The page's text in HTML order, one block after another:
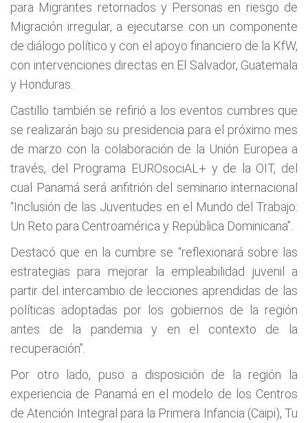
para Migrantes retornados y Personas en riesgo de
Migración irregular, a ejecutarse con un componente
de diálogo político y con el apoyo financiero de la KfW,
con intervenciones directas en El Salvador, Guatemala
y Honduras.
Castillo también se refirió a los eventos cumbres que
se realizarán bajo su presidencia para el próximo mes
de marzo con la colaboración de la Unión Europea a
través, del Programa EUROsociAL+ y de la OIT, del
cual Panamá será anfitrión del seminario internacional
“Inclusión de las Juventudes en el Mundo del Trabajo:
Un Reto para Centroamérica y República Dominicana”.
Destacó que en la cumbre se “reflexionará sobre las
estrategias para mejorar la empleabilidad juvenil a
partir del intercambio de lecciones aprendidas de las
políticas adoptadas por los gobiernos de la región
antes de la pandemia y en el contexto de la
recuperación”.
Por otro lado, puso a disposición de la región la
experiencia de Panamá en el modelo de los Centros
de Atención Integral para la Primera Infancia (Caipi), Tu